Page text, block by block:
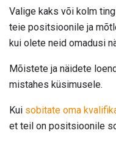
Valige kaks või kolm
teie positsioonile ja
kui olete neid omadusi
Mõistete ja näidete
mistahes küsimusele.
Kui sobitate oma
et teil on positsioonile